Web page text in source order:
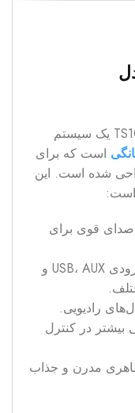
پخش کننده خانگی تسکو مدل TS1020DJ یک سیستم
است که برای
شده است. این
است:
قوی برای
2. **ورودی‌های مختلف**: شامل ورودی USB، AUX و
بیشتر در کنترل
مدرن و جذاب